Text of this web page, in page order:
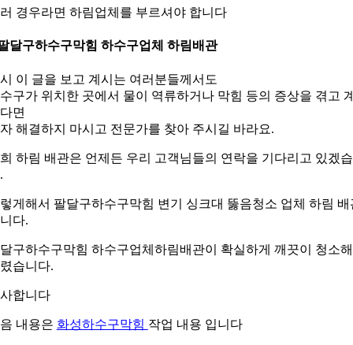
경우라면 하림업체를 부르셔야 합니다
달구하수구막힘 하수구업체 하림배관
이 글을 보고 계시는 여러분들께서도
구가 위치한 곳에서 물이 역류하거나 막힘 등의 증상을 겪고
면
해결하지 마시고 전문가를 찾아 주시길 바라요.
하림 배관은 언제든 우리 고객님들의 연락을 기다리고 있겠
게해서 팔달구하수구막힘 변기 싱크대 뚫음청소 업체 하림 배
다.
구하수구막힘 하수구업체하림배관이 확실하게 깨끗이 청소해
습니다.
합니다
내용은 화성하수구막힘 작업 내용 입니다